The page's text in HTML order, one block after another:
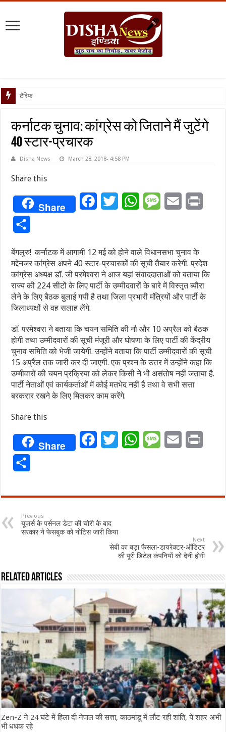
टैरिफ वॉर पर पिघली बर
कर्नाटक चुनाव: कांग्रेस को जिताने मैं जुटेंगे
40 स्टार-प्रचारक
Disha News March 28, 2018- 4:58 PM
Share this
Share FacebookTwitterWhatsAppMessageEmail
बेंगलुरु! कर्नाटक में आगामी 12 मई को होने वाले विधानसभा चुनाव के
मद्देनजर कांग्रेस अपने 40 स्टार-प्रचारकों की सूची तैयार करेगी. प्रदेश
कांग्रेस अध्यक्ष डॉ. जी परमेश्वरा ने आज यहां संवाददाताओं को बताया कि
राज्य की 224 सीटों के लिए पार्टी के उम्मीदवारों के बारे में विस्तृत ब्यौरा
लेने के लिए बैठक बुलाई गयी है तथा जिला प्रभारी मंत्रियों और पार्टी के
जिलाध्यक्षों से वह सलाह लेंगे.
डॉ. परमेश्वरा ने बताया कि चयन समिति की नौ और 10 अप्रैल को बैठक
होगी तथा उम्मीदवारों की सूची मंजूरी और घोषणा के लिए पार्टी की केंद्रीय
चुनाव समिति को भेजी जायेगी. उन्होंने बताया कि पार्टी उम्मीदवारों की सूची
15 अप्रैल तक जारी कर दी जाएगी. एक प्रश्न के उत्तर में उन्होंने कहा कि
उम्मीवारों की चयन प्रक्रिया को लेकर किसी ने भी असंतोष नहीं जताया है.
पार्टी नेताओं एवं कार्यकर्ताओं में कोई मतभेद नहीं है तथा वे सभी सत्ता
बरकरार रखने के लिए मिलकर काम करेंगे.
Share this
Share FacebookTwitterWhatsAppMessageEmail
Previous
यूजर्स के पर्सनल डेटा की चोरी के बाद
सरकार ने फेसबुक को नोटिस जारी किया
Next
सेबी का बड़ा फैसला-डायरेक्‍टर-ऑडिटर
की पूरी डिटेल कंपनियों को देनी होगी
Related Articles
Zen-Z ने 24 घंटे में हिला दी नेपाल की सत्ता, काठमांडू में लौट रही शांति, ये शहर अभी
भी धधक रहे